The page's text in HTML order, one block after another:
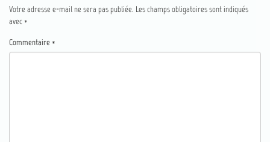
Votre adresse e-mail ne sera pas publiée. Les champs obligatoires sont indiqués
avec *
Commentaire *